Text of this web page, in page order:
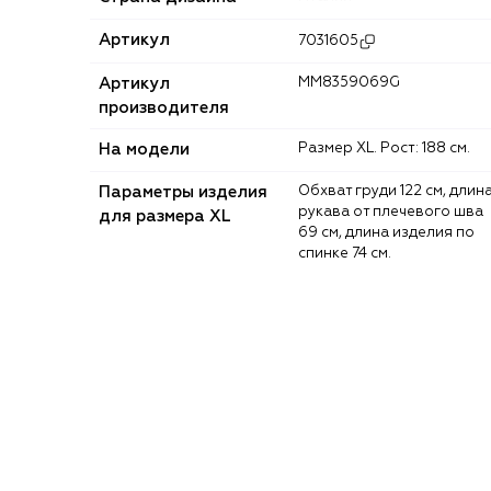
Артикул 7031605
Артикул
производителя
MM8359069G
На модели Размер XL. Рост: 188 см.
Параметры изделия
для размера XL
Обхват груди 122 см, длина
рукава от плечевого шва
69 см, длина изделия по
спинке 74 см.